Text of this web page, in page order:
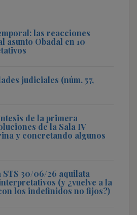
las reacciones
asunto Obadal en 10
judiciales (núm. 57,
de la primera
de la Sala IV
y concretando algunos
STS 30/06/26 aquilata
(y ¿vuelve a la
los indefinidos no fijos?)